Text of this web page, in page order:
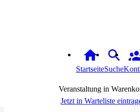
StartseiteSuche
Veranstaltung in
Jetzt in Warteliste